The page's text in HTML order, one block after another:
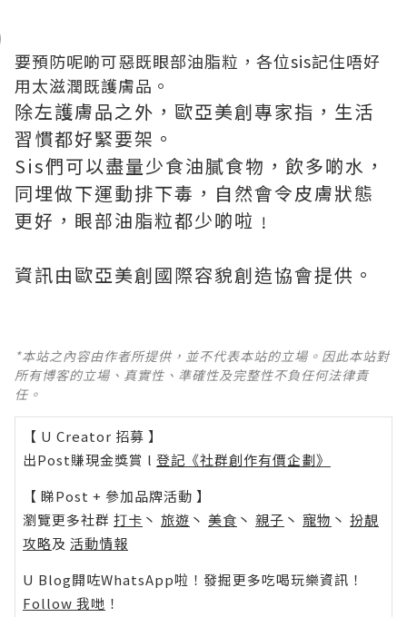
要預防呢啲可惡既眼部油脂粒，各位sis記住唔好
用太滋潤既護膚品。
除左護膚品之外，歐亞美創專家指，生活
習慣都好緊要架。
Sis們可以盡量少食油膩食物，飲多啲水，
同埋做下運動排下毒，自然會令皮膚狀態
更好，眼部油脂粒都少啲啦﹗
資訊由歐亞美創國際容貌創造協會提供。
*本站之內容由作者所提供，並不代表本站的立場。因此本站對
所有博客的立場、真實性、準確性及完整性不負任何法律責
任。
【 U Creator 招募 】
出Post賺現金獎賞 l 登記《社群創作有價企劃》
【 睇Post + 參加品牌活動 】
瀏覽更多社群 打卡 丶 旅遊 丶 美食 丶 親子 丶 寵物 丶 扮靚
攻略及 活動情報
U Blog開咗WhatsApp啦！發掘更多吃喝玩樂資訊！
Follow 我哋 ！